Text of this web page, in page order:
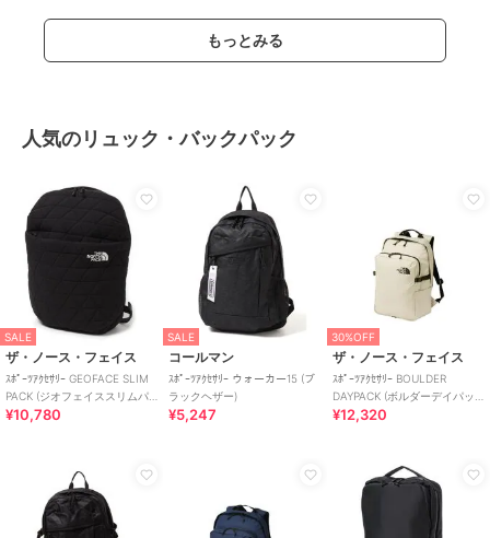
もっとみる
人気のリュック・バックパック
SALE
ザ・ノース・フェイス
ｽﾎﾟｰﾂｱｸｾｻﾘｰ GEOFACE SLIM
PACK (ジオフェイススリムパ
ック)
¥10,780
SALE
コールマン
ｽﾎﾟｰﾂｱｸｾｻﾘｰ ウォーカー15 (ブ
ラックヘザー)
¥5,247
30%OFF
ザ・ノース・フェイス
ｽﾎﾟｰﾂｱｸｾｻﾘｰ BOULDER
DAYPACK (ボルダーデイパッ
ク)
¥12,320